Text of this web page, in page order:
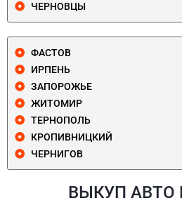
ЧЕРНОВЦЫ
ФАСТОВ
ИРПЕНЬ
ЗАПОРОЖЬЕ
ЖИТОМИР
ТЕРНОПОЛЬ
КРОПИВНИЦКИЙ
ЧЕРНИГОВ
ВЫКУП АВТО